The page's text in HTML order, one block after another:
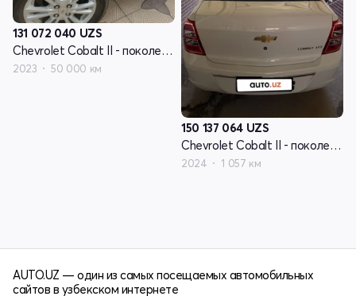
131 072 040 UZS
Chevrolet Cobalt II - поколение рестайлинг
2023 50 000 км
150 137 064 UZS
Chevrolet Cobalt II - поколение рестайлинг
2024 1 057 км
AUTO.UZ — один из самых посещаемых автомобильных
сайтов в узбекском интернете